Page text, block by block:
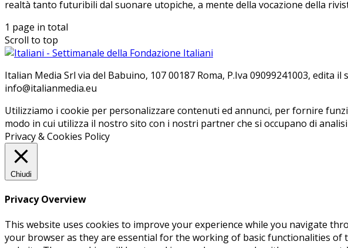
realtà tanto futuribili dal suonare utopiche, a mente della vocazione della
1 page in total
Scroll to top
Ita­lian Me­dia Srl via del Ba­bui­no, 107 00187 Roma, P.Iva 09099241003,
info@ita­lian­me­dia.eu
Utilizziamo i cookie per personalizzare contenuti ed annunci, per fornire
modo in cui utilizza il nostro sito con i nostri partner che si occupano di
Privacy & Cookies Policy
Chiudi
Privacy Overview
This website uses cookies to improve your experience while you navigate
your browser as they are essential for the working of basic functionalities of